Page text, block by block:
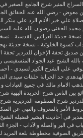
السراج المنير شرح الجامع الصغير
معوض - رضي الله عنه
الحقائق
علي خير الأنام
الرد علي منكر
محمد الحفنى رضوان الله عليه
نسخة حديثة العرائس القدسية -
كسوة الخلوتية - نسخة حديثة
صديق
تحفة الإخوان للدردير تحفة
بالله الشيخ عبد الجواد
علي الشرح الكبير لسيدي - أحمد
حد الحرابة حلقات سيدى
الامام مالك في جميع العبادات و
بين الناس شرح الخريدة البهية شرح
شرح المنظومة الدرديرية شرح
الأمر بالمعروف والنهي عن
في أحاديث البشير فضيلة
في البر والصلة والآداب - الجزء
مخطوطة بلغة